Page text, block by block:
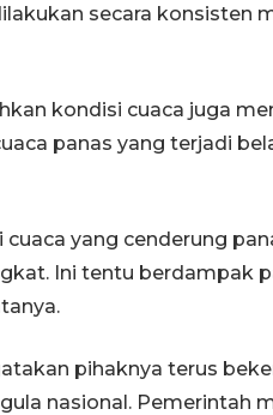
secara konsisten
kondisi cuaca juga
panas yang terjadi
cuaca yang cenderung
Ini tentu berdampak
pihaknya terus
nasional. Pemerintah